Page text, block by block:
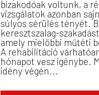
bizakodóak voltunk, a
vizsgálatok azonban
súlyos sérülés tényét.
keresztszalag-
amely mielőbbi műtéti
A rehabilitáció
hónapot vesz igénybe.
idény végén...